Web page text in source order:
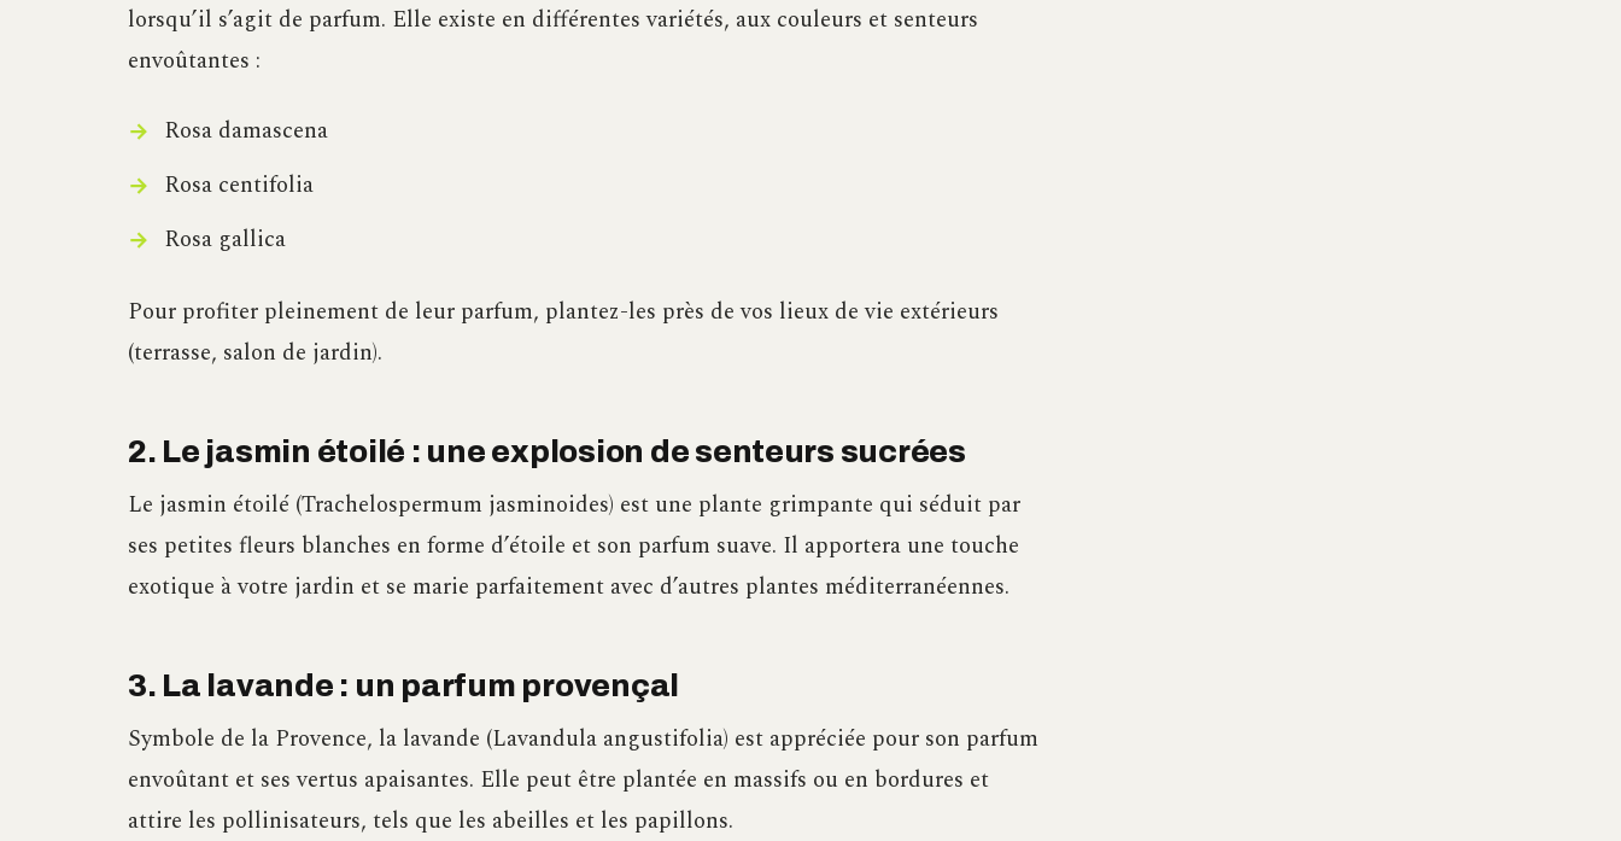
lorsqu’il s’agit de parfum. Elle existe en différentes variétés, aux couleurs et senteurs
envoûtantes :
Rosa damascena
Rosa centifolia
Rosa gallica
Pour profiter pleinement de leur parfum, plantez-les près de vos lieux de vie extérieurs
(terrasse, salon de jardin).
2. Le jasmin étoilé : une explosion de senteurs sucrées
Le jasmin étoilé (Trachelospermum jasminoides) est une plante grimpante qui séduit par
ses petites fleurs blanches en forme d’étoile et son parfum suave. Il apportera une touche
exotique à votre jardin et se marie parfaitement avec d’autres plantes méditerranéennes.
3. La lavande : un parfum provençal
Symbole de la Provence, la lavande (Lavandula angustifolia) est appréciée pour son parfum
envoûtant et ses vertus apaisantes. Elle peut être plantée en massifs ou en bordures et
attire les pollinisateurs, tels que les abeilles et les papillons.